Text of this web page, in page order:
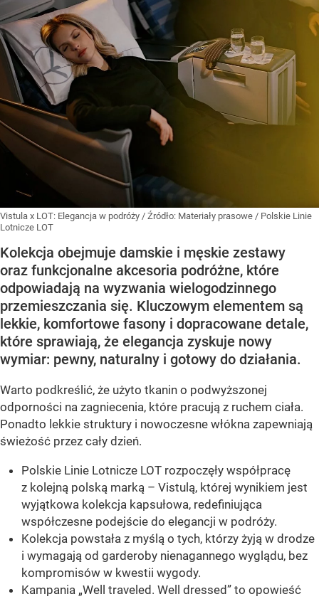
Vistula x LOT: Elegancja w podróży / Źródło: Materiały prasowe / Polskie Linie
Lotnicze LOT
Kolekcja obejmuje damskie i męskie zestawy
oraz funkcjonalne akcesoria podróżne, które
odpowiadają na wyzwania wielogodzinnego
przemieszczania się. Kluczowym elementem są
lekkie, komfortowe fasony i dopracowane detale,
które sprawiają, że elegancja zyskuje nowy
wymiar: pewny, naturalny i gotowy do działania.
Warto podkreślić, że użyto tkanin o podwyższonej
odporności na zagniecenia, które pracują z ruchem ciała.
Ponadto lekkie struktury i nowoczesne włókna zapewniają
świeżość przez cały dzień.
Polskie Linie Lotnicze LOT rozpoczęły współpracę
z kolejną polską marką – Vistulą, której wynikiem jest
wyjątkowa kolekcja kapsułowa, redefiniująca
współczesne podejście do elegancji w podróży.
Kolekcja powstała z myślą o tych, którzy żyją w drodze
i wymagają od garderoby nienagannego wyglądu, bez
kompromisów w kwestii wygody.
Kampania „Well traveled. Well dressed” to opowieść